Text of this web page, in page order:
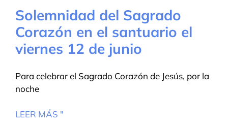
Solemnidad del Sagrado
Corazón en el santuario el
viernes 12 de junio
Para celebrar el Sagrado Corazón de Jesús, por la
noche
LEER MÁS "